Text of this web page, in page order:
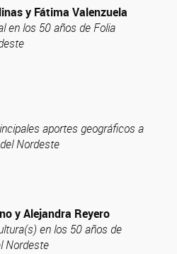
y Fátima Valenzuela
en los 50 años de Folia
aportes geográficos a
Nordeste
y Alejandra Reyero
en los 50 años de
Nordeste